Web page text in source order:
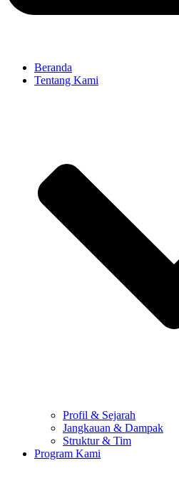
Beranda
Tentang Kami
Profil & Sejarah
Jangkauan & Dampak
Struktur & Tim
Program Kami